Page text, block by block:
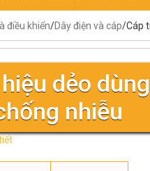
điều khiển Dây điện và cáp Cáp
dẻo
nhiễu